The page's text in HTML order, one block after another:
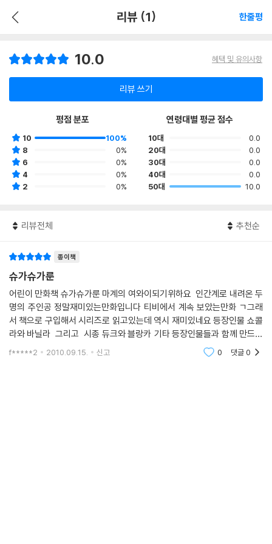
리뷰 (1) 한줄평
10.0 혜택 및 유의사항
리뷰 쓰기
평점 분포
10
100%
8
0%
6
0%
4
0%
2
0%
연령대별 평균 점수
10대
0.0
20대
0.0
30대
0.0
40대
0.0
50대
10.0
리뷰전체 추천순
종이책
슈가슈가룬
어린이 만화책 슈가슈가룬 마계의 여와이되기위하요 인간계로 내려온 두
명의 주인공 정말재미있는만화입니다 티비에서 계속 보았는만화 ㄱ그래
서 책으로 구입해서 시리즈로 읽고있는데 역시 재미있네요 등장인물 쇼콜
라와 바닐라 그리고 시종 듀크와 블랑카 기타 등장인물들과 함께 만드러
가는스토리가 베리굿 여왕이 되기위하여 하트를 모으려고 지구에 내려운
f*****2 2010.09.15. 신고 0 댓글0